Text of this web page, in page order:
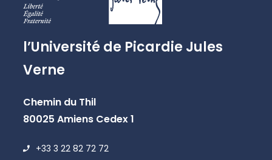
l’Université de Picardie Jules
Verne
Chemin du Thil
80025 Amiens Cedex 1
+33 3 22 82 72 72